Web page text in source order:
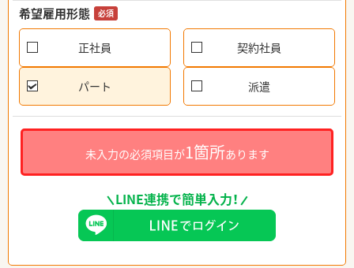
希望雇用形態 必須
正社員 契約社員
パート 派遣
未入力の必須項目が1箇所あります
LINE連携で簡単入力！